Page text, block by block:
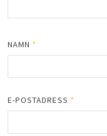
NAMN *
E-POSTADRESS *